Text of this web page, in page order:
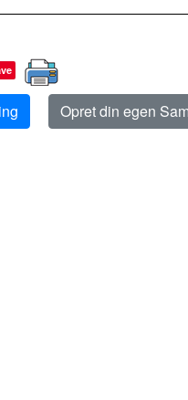
Opret din egen